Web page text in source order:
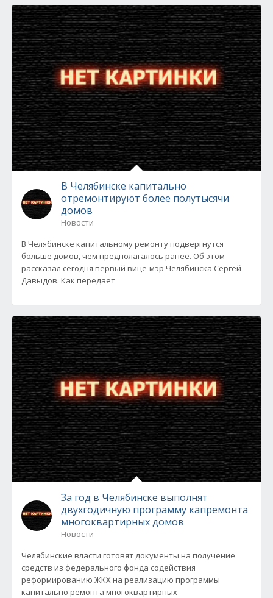
В Челябинске капитально
отремонтируют более полутысячи
домов
Новости
В Челябинске капитальному ремонту подвергнутся
больше домов, чем предполагалось ранее. Об этом
рассказал сегодня первый вице-мэр Челябинска Сергей
Давыдов. Как передает
За год в Челябинске выполнят
двухгодичную программу капремонта
многоквартирных домов
Новости
Челябинские власти готовят документы на получение
средств из федерального фонда содействия
реформированию ЖКХ на реализацию программы
капитально ремонта многоквартирных